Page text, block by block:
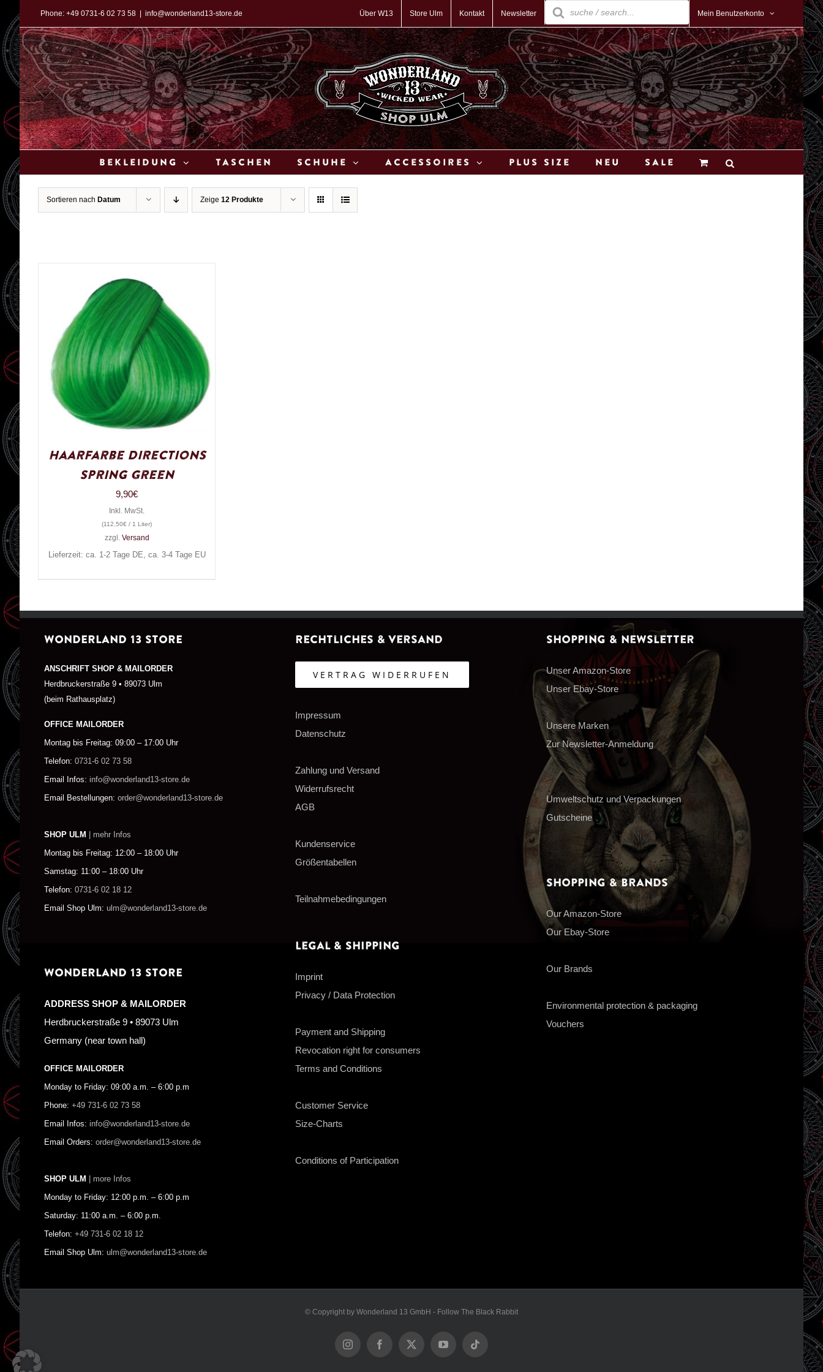
Inhalt
springen
Phone: +49 0731-6 02 73 58 info@wonderland13-store.de Über W13 Store Ulm Kontakt Newsletter
Products
search
Mein Benutzerkonto
Bekleidung Taschen Schuhe Accessoires Plus Size Neu Sale
Sortieren nach Datum Zeige 12 Produkte
Haarfarbe Directions
Spring Green
9,90€
Inkl. MwSt.
(112,50€ / 1 Liter)
zzgl. Versand
Lieferzeit: ca. 1-2 Tage DE, ca. 3-4 Tage EU
WONDERLAND 13 STORE
ANSCHRIFT SHOP & MAILORDER
Herdbruckerstraße 9 • 89073 Ulm
(beim Rathausplatz)
OFFICE MAILORDER
Montag bis Freitag: 09:00 – 17:00 Uhr
Telefon: 0731-6 02 73 58
Email Infos: info@wonderland13-store.de
Email Bestellungen: order@wonderland13-store.de
SHOP ULM | mehr Infos
Montag bis Freitag: 12:00 – 18:00 Uhr
Samstag: 11:00 – 18:00 Uhr
Telefon: 0731-6 02 18 12
Email Shop Ulm: ulm@wonderland13-store.de
WONDERLAND 13 STORE
ADDRESS SHOP & MAILORDER
Herdbruckerstraße 9 • 89073 Ulm
Germany (near town hall)
OFFICE MAILORDER
Monday to Friday: 09:00 a.m. – 6:00 p.m
Phone: +49 731-6 02 73 58
Email Infos: info@wonderland13-store.de
Email Orders: order@wonderland13-store.de
SHOP ULM | more Infos
Monday to Friday: 12:00 p.m. – 6:00 p.m
Saturday: 11:00 a.m. – 6:00 p.m.
Telefon: +49 731-6 02 18 12
Email Shop Ulm: ulm@wonderland13-store.de
Rechtliches & Versand
VERTRAG WIDERRUFEN
Impressum
Datenschutz
Zahlung und Versand
Widerrufsrecht
AGB
Kundenservice
Größentabellen
Teilnahmebedingungen
Legal & Shipping
Imprint
Privacy / Data Protection
Payment and Shipping
Revocation right for consumers
Terms and Conditions
Customer Service
Size-Charts
Conditions of Participation
Shopping & Newsletter
Unser Amazon-Store
Unser Ebay-Store
Unsere Marken
Zur Newsletter-Anmeldung
Umweltschutz und Verpackungen
Gutscheine
Shopping & Brands
Our Amazon-Store
Our Ebay-Store
Our Brands
Environmental protection & packaging
Vouchers
© Copyright by Wonderland 13 GmbH - Follow The Black Rabbit
InstagramFacebook
X YouTubeTiktok